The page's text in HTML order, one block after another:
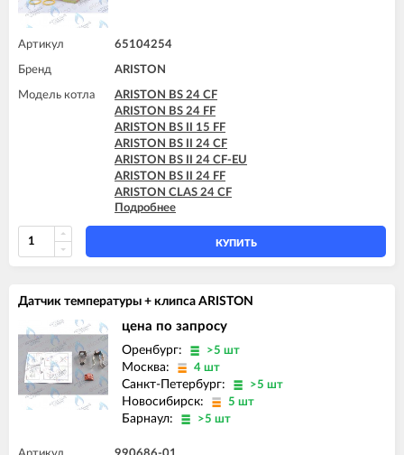
Артикул 65104254
Бренд ARISTON
Модель котла
ARISTON BS 24 CF
ARISTON BS 24 FF
ARISTON BS II 15 FF
ARISTON BS II 24 CF
ARISTON BS II 24 CF-EU
ARISTON BS II 24 FF
ARISTON CLAS 24 CF
ARISTON CLAS 24 FF
ARISTON CLAS 28 FF
ARISTON CLAS B 24 CF
ARISTON CLAS B 24 FF
ARISTON CLAS B EVO 24 FF
ARISTON CLAS B EVO 28 FF
ARISTON CLAS EVO 24 CF
ARISTON CLAS EVO 24 CF-EU
ARISTON CLAS EVO 24 FF
ARISTON CLAS EVO 24 FF TK
ARISTON CLAS EVO 28 CF
ARISTON CLAS EVO SYSTEM 24 CF
Подробнее
КУПИТЬ
Датчик температуры + клипса ARISTON
цена по запросу
Оренбург: >5 шт
Москва: 4 шт
Санкт-Петербург: >5 шт
Новосибирск: 5 шт
Барнаул: >5 шт